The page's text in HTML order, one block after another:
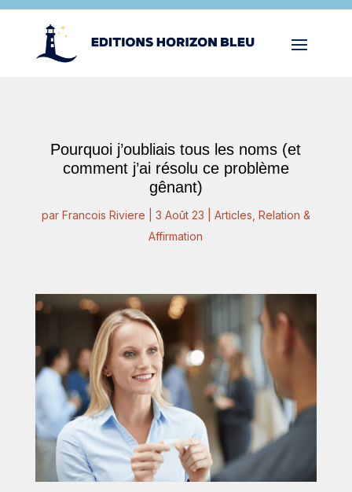
Pourquoi j’oubliais tous les noms (et
comment j’ai résolu ce problème
gênant)
par Francois Riviere 3 Août 23 Articles Relation &
Affirmation